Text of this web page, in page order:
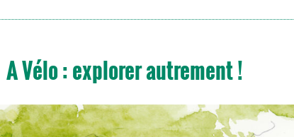
A Vélo : explorer autrement !